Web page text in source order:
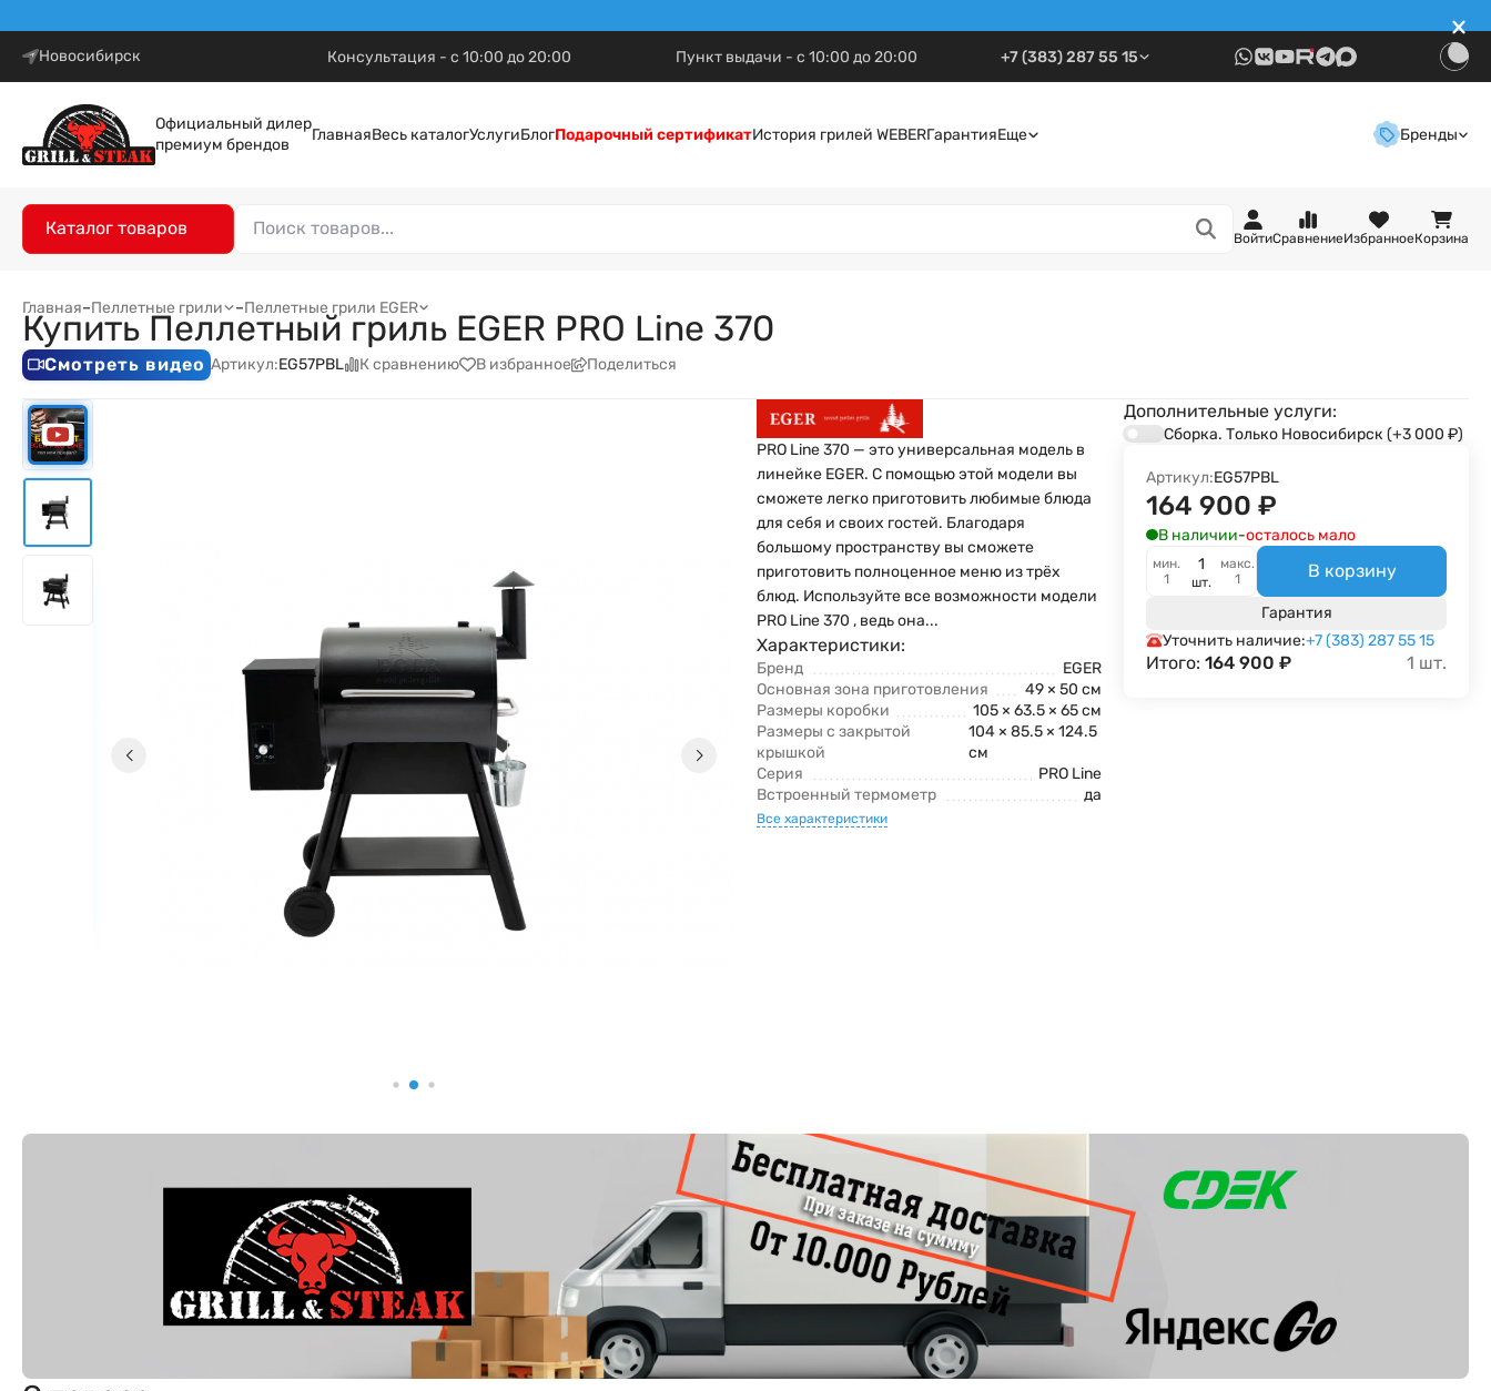
Новосибирск Консультация - с 10:00 до 20:00 Пункт выдачи - с 10:00 до 20:00 +7 (383) 287 55 15
Официальный дилер
премиум брендов
ГлавнаяВесь каталогУслугиБлогПодарочный сертификатИстория грилей WEBERГарантияЕще Бренды
Каталог товаров
ВойтиСравнениеИзбранноеКорзина
Главная–Пеллетные грили –Пеллетные грили EGER
Купить Пеллетный гриль EGER PRO Line 370
Смотреть видео Артикул:EG57PBL К сравнению В избранное Поделиться
PRO Line 370 — это универсальная модель в
линейке EGER. С помощью этой модели вы
сможете легко приготовить любимые блюда
для себя и своих гостей. Благодаря
большому пространству вы сможете
приготовить полноценное меню из трёх
блюд. Используйте все возможности модели
PRO Line 370 , ведь она...
Характеристики:
Бренд
EGER
Основная зона приготовления
49 × 50 см
Размеры коробки
105 × 63.5 × 65 см
Размеры с закрытой
крышкой
104 × 85.5 × 124.5
см
Серия
PRO Line
Встроенный термометр
да
Все характеристики
Дополнительные услуги:
Сборка. Только Новосибирск (+3 000 ₽)
Артикул:EG57PBL
164 900 ₽
В наличии-осталось мало
мин.
1
шт.
макс.
1
В корзину
Гарантия
Уточнить наличие:+7 (383) 287 55 15
Итого: 164 900 ₽ 1 шт.